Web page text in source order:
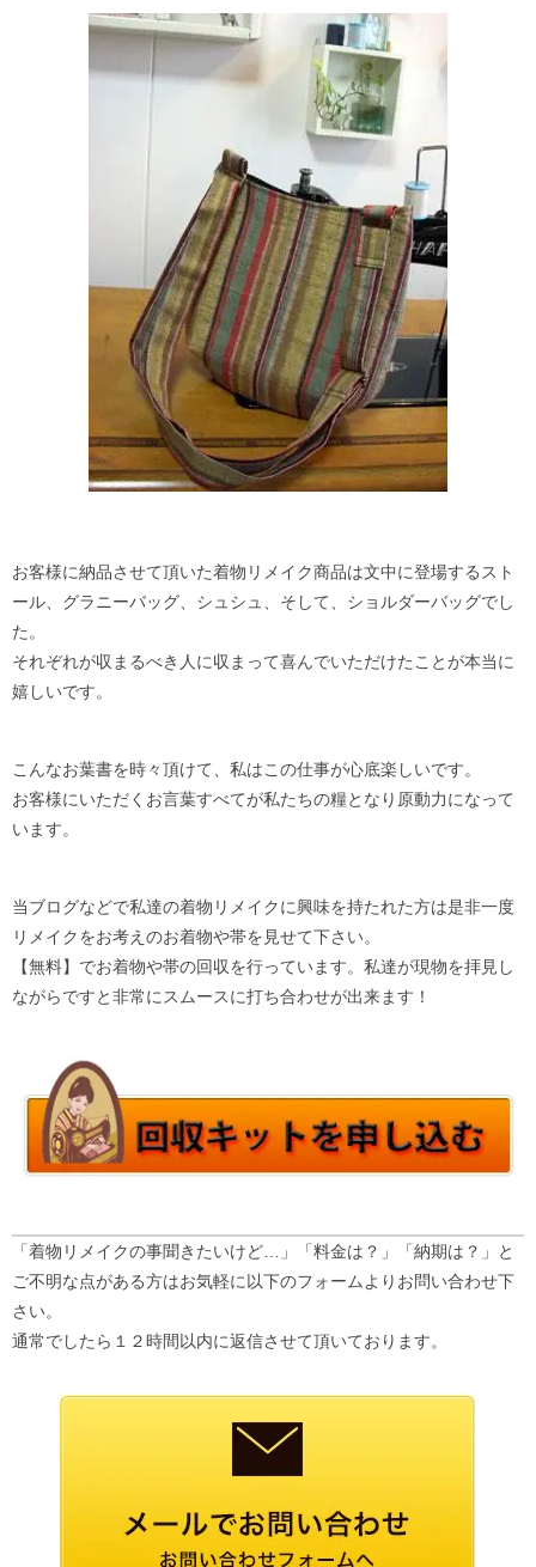
お客様に納品させて頂いた着物リメイク商品は文中に登場するスト
ール、グラニーバッグ、シュシュ、そして、ショルダーバッグでし
た。
それぞれが収まるべき人に収まって喜んでいただけたことが本当に
嬉しいです。
こんなお葉書を時々頂けて、私はこの仕事が心底楽しいです。
お客様にいただくお言葉すべてが私たちの糧となり原動力になって
います。
当ブログなどで私達の着物リメイクに興味を持たれた方は是非一度
リメイクをお考えのお着物や帯を見せて下さい。
【無料】でお着物や帯の回収を行っています。私達が現物を拝見し
ながらですと非常にスムースに打ち合わせが出来ます！
「着物リメイクの事聞きたいけど…」「料金は？」「納期は？」と
ご不明な点がある方はお気軽に以下のフォームよりお問い合わせ下
さい。
通常でしたら１２時間以内に返信させて頂いております。